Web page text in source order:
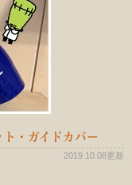
・ガイドカバー
2019.10.08更新